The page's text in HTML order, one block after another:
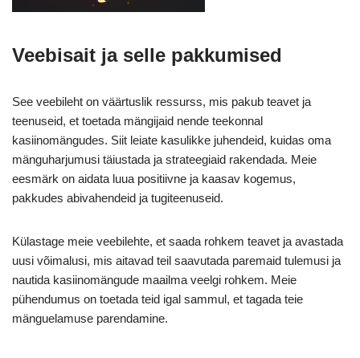
Veebisait ja selle pakkumised
See veebileht on väärtuslik ressurss, mis pakub teavet ja
teenuseid, et toetada mängijaid nende teekonnal
kasiinomängudes. Siit leiate kasulikke juhendeid, kuidas oma
mänguharjumusi täiustada ja strateegiaid rakendada. Meie
eesmärk on aidata luua positiivne ja kaasav kogemus,
pakkudes abivahendeid ja tugiteenuseid.
Külastage meie veebilehte, et saada rohkem teavet ja avastada
uusi võimalusi, mis aitavad teil saavutada paremaid tulemusi ja
nautida kasiinomängude maailma veelgi rohkem. Meie
pühendumus on toetada teid igal sammul, et tagada teie
mänguelamuse parendamine.